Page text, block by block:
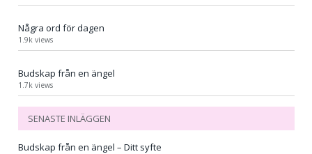
Några ord för dagen
1.9k views
Budskap från en ängel
1.7k views
SENASTE INLÄGGEN
Budskap från en ängel – Ditt syfte